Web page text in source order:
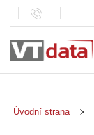
Úvodní strana